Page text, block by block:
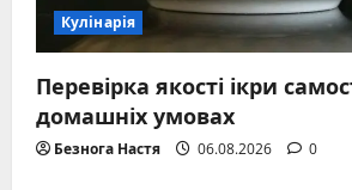
Кулінарія
Перевірка якості ікри
домашніх умовах
Безнога Настя 06.08.2026 0